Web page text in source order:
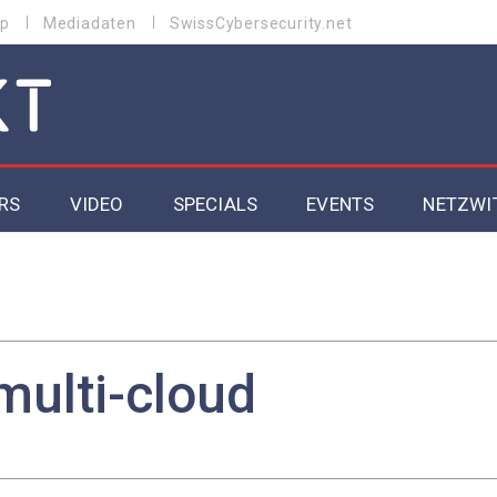
Mediadaten SwissCybersecurity.net
VIDEO SPECIALS
Cloud & Managed Services 2026
EVENTS
cloud